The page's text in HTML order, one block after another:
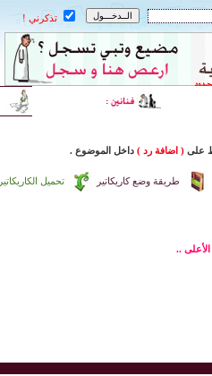
تذكرني !
على ( اضافة رد ) داخل الموضوع .
تحميل الكاريكاتير طريقة وضع كاريكاتير
..